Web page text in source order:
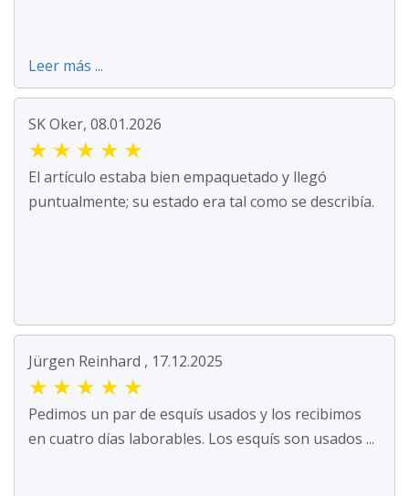
Leer más ...
SK Oker, 08.01.2026
★ ★ ★ ★ ★
El artículo estaba bien empaquetado y llegó
puntualmente; su estado era tal como se describía.
Jürgen Reinhard , 17.12.2025
★ ★ ★ ★ ★
Pedimos un par de esquís usados y los recibimos
en cuatro días laborables. Los esquís son usados ...